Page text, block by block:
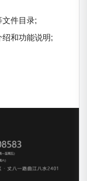
件目录;
和功能说明;